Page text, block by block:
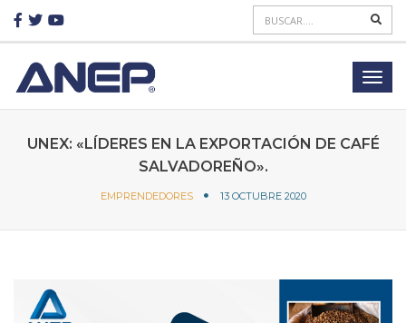
UNEX: «LÍDERES EN LA EXPORTACIÓN DE CAFÉ
SALVADOREÑO».
EMPRENDEDORES 13 OCTUBRE 2020